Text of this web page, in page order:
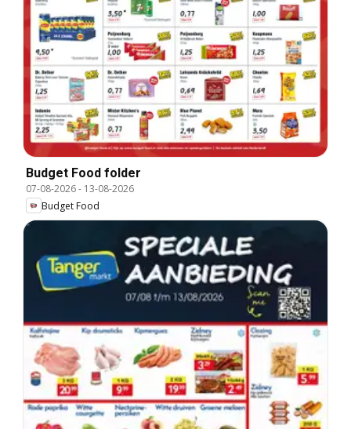
Budget Food folder
07-08-2026- 13-08-2026
Budget Food